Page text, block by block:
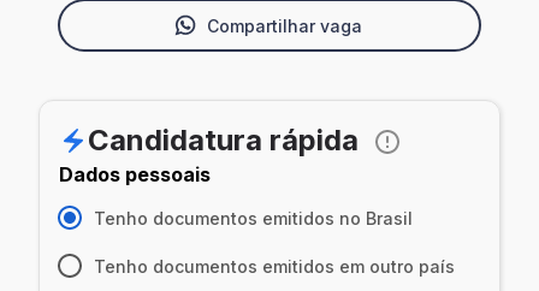
Compartilhar vaga
Candidatura rápida
Dados pessoais
Tenho documentos emitidos no Brasil
Tenho documentos emitidos em outro país